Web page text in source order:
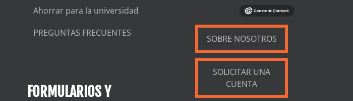
Ahorrar para la universidad
PREGUNTAS FRECUENTES
FORMULARIOS Y
SOBRE NOSOTROS
SOLICITAR UNA
CUENTA